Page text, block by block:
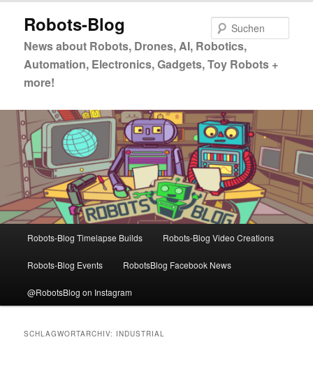
primären
springen
sekundären
springen
Robots-Blog
News about Robots, Drones, AI, Robotics,
Automation, Electronics, Gadgets, Toy Robots +
more!
Robots-Blog Timelapse Builds Robots-Blog Video Creations
Robots-Blog Events RobotsBlog Facebook News
@RobotsBlog on Instagram
SCHLAGWORTARCHIV: INDUSTRIAL